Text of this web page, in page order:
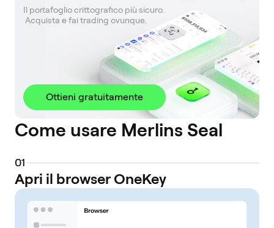
Il portafoglio crittografico più sicuro.
Acquista e fai trading ovunque.
Ottieni gratuitamente
Come usare Merlins Seal
01
Apri il browser OneKey